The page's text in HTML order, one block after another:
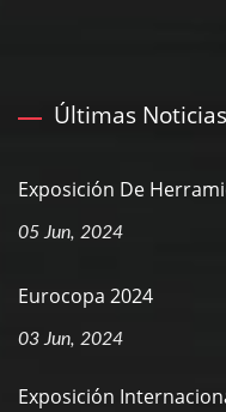
Últimas Noticias
Exposición De
05 Jun, 2024
Eurocopa 2024
03 Jun, 2024
Exposición